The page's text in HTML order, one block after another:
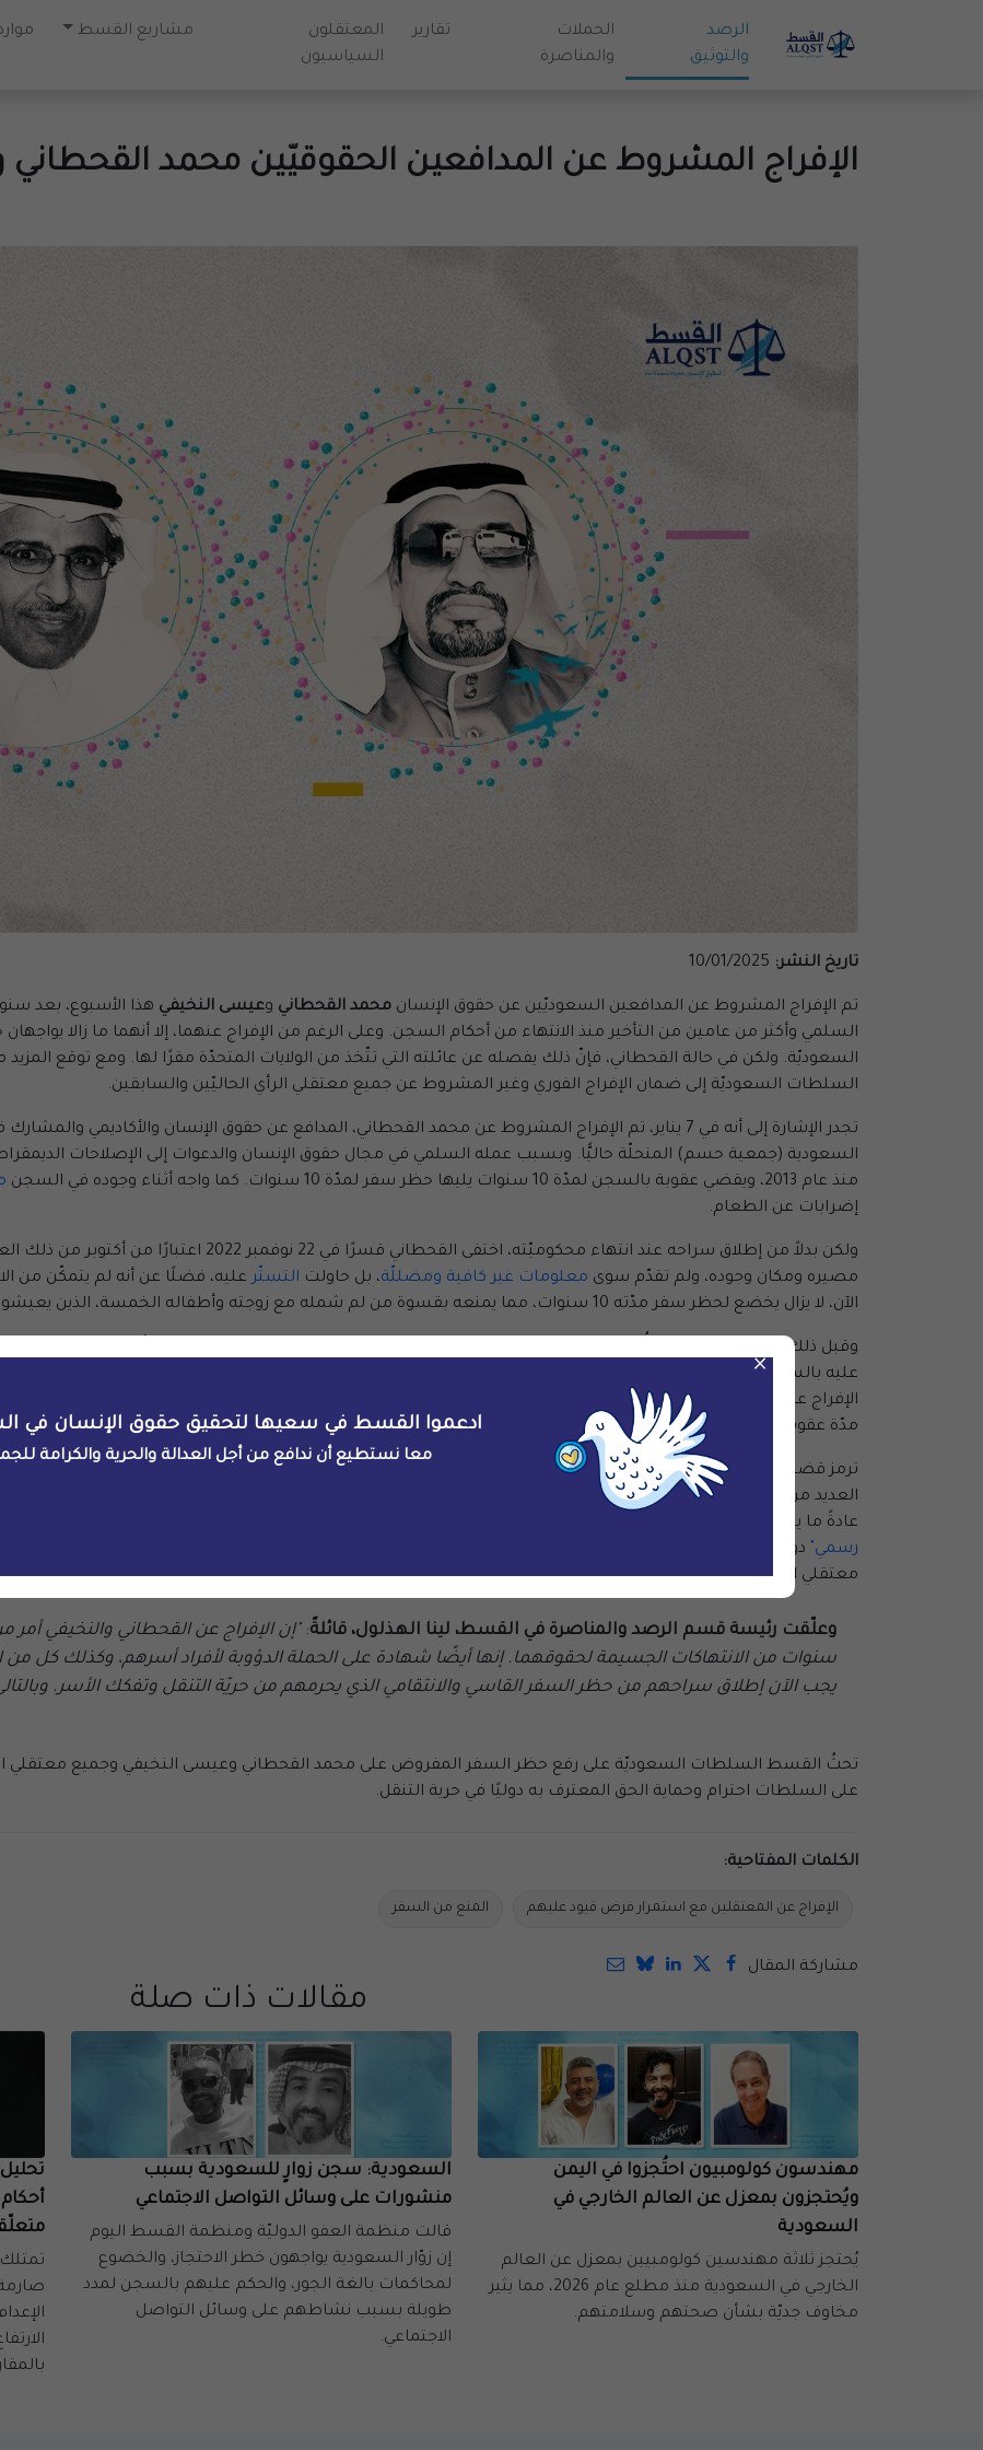
الرصد
والتوثيق
الحملات
والمناصرة
تقارير
المعتقلون
السياسيون
مشاريع القسط
الإفراج المشروط عن المدافعين الحقوقيّين محمد
تاريخ النشر:
تم الإفراج المشروط عن المدافعين السعوديّين عن حقوق الإنسان محمد القحطاني وعيسى النخيفي هذا الأسبوع، بعد
السلمي وأكثر من عامين من التأخير منذ الانتهاء من أحكام السجن. وعلى الرغم من الإفراج عنهما، إلا أنهما ما زالا
السعوديّة. ولكن في حالة القحطاني، فإنّ ذلك يفصله عن عائلته التي تتّخذ من الولايات المتحدّة مقرًا لها. ومع توقع المزيد
السلطات السعوديّة إلى ضمان الإفراج الفوري وغير المشروط عن جميع معتقلي الرأي الحاليّين والسابقين.
تجدر الإشارة إلى أنه في 7 يناير، تم الإفراج المشروط عن محمد القحطاني، المدافع عن حقوق الإنسان
السعودية (جمعية حسم) المنحلّة حاليًّا. وبسبب عمله السلمي في مجال حقوق الإنسان والدعوات إلى الإصلاحات
منذ عام 2013، ويقضي عقوبة بالسجن لمدّة 10 سنوات يليها حظر سفر لمدّة 10 سنوات. كما واجه أثناء وجوده في السجن
إضرابات عن الطعام.
ولكن بدلاً من إطلاق سراحه عند انتهاء محكوميّته، اختفى
مصيره ومكان وجوده، ولم تقدّم سوى معلومات غير كافية ومضللّة، بل حاولت التستّر
الآن، لا يزال يخضع لحظر سفر مدّته 10 سنوات، مما يمنعه بقسوة من لم شمله مع زوجته وأطفاله الخمسة، الذين يعيشون جميعًا الآن في الولايات المتحدة.
الإفراج عنه عند انتهاء محكوميّته. وفي يناير 2023، وردًّا على بلاغ للأمم المتحدة،
السلطات السعوديّة أن السبب في
مدّة عقوبتهما هو أنهما قيد التحقيق. ولكن على الرغم من الإفراج عنه الآن، لا يزال النخيفي يخضع لحظر سفر مدّته ست
ترمز قضيتي القحطاني والنخيفي إلى اضطهاد السلطات السعوديّة المنهجي للمدافعين عن حقوق الإنسان وأولئك
العديد من معتقلي الرأي المفرج عنهم في السنوات الأخيرة يواجهون قيودًا شديدة، لا سيما حظر السفر الذي يمنعهم من
عادةً ما يتم فرض مثل هذا الحظر مسبقًا كجزء من عقوبتهم القضائيّة، وعادةً ما يكون لنفس المدّة الإضافيّة مثل
رسمي"
دون أي إخطار أو مبرر قانوني، مثل حكم قضائي أو قرار رسمي، وتفرض بشكل متزايد حظر سفر تعسفي على أفراد
معتقلي الرأي في الأيام المقبلة مع إكمالهم محكوميّاتهم. يجب إطلاق سراحهم دون قيد أو شرط، دون فرض المزيد من
وعلّقت رئيسة قسم الرصد والمناصرة في القسط، لينا الهذلول، قائلةً: "إن الإفراج عن القحطاني والنخيفي أمر
سنوات من الانتهاكات الجسيمة لحقوقهما. إنها أيضًا شهادة على الحملة الدؤوبة لأفراد أسرهم، وكذلك كل من
يجب الآن إطلاق سراحهم من حظر السفر القاسي والانتقامي الذي يحرمهم من حريّة التنقل وتفكك الأسر.
تحثُ القسط السلطات السعوديّة على رفع حظر السفر المفروض على محمد القحطاني وعيسى النخيفي وجميع معتقلي
على السلطات احترام وحماية الحق المعترف به دوليًا في حرية التنقل.
الكلمات المفتاحية:
الإفراج عن المعتقلين مع استمرار فرض قيود عليهم المنع من السفر
مشاركة المقال
مقالات ذات صلة
مهندسون كولومبيون احتُجزوا في اليمن
ويُحتجزون بمعزل عن العالم الخارجي في
السعودية
يُحتجز ثلاثة مهندسين كولومبيين بمعزل عن العالم
الخارجي في السعودية منذ مطلع عام 2026، مما يثير
مخاوف جديّة بشأن صحتهم وسلامتهم.
السعودية: سجن زوارٍ للسعودية بسبب
منشورات على وسائل التواصل الاجتماعي
قالت منظمة العفو الدوليّة ومنظمة القسط اليوم
إن زوّار السعودية يواجهون خطر الاحتجاز، والخضوع
لمحاكمات بالغة الجور، والحكم عليهم بالسجن لمدد
طويلة بسبب نشاطهم على وسائل التواصل
الاجتماعي.
×
ادعموا القسط في سعيها لتحقيق حقوق الإنسان في
معا نستطيع أن ندافع من أجل العدالة والحرية والكرامة